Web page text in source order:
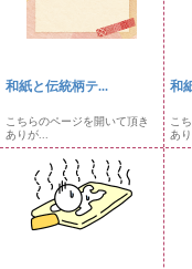
和紙と伝統柄テ...
こちらのページを開いて頂き
ありが...
和
こ
あ